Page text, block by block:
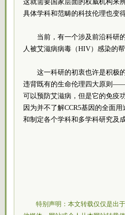
这就需要国家层面的权威机构来
具体学科和范畴的科技伦理也变
当前，有一个涉及前沿科研
人被艾滋病病毒（HIV）感染的
这一科研的初衷也许是积极
违背既有的生命伦理四大原则——
可以预防艾滋病 ，但是它的免疫
因为并不了解CCR5基因的全面
和制定各个学科和多学科研究及
特别声明：本文转载仅仅是出